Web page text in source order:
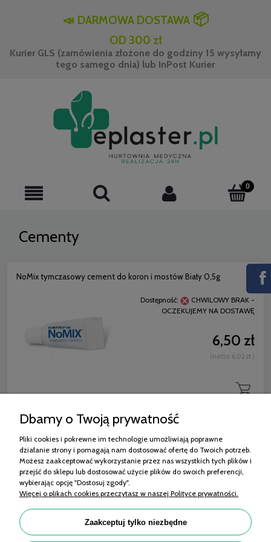
📣 DARMOWA DOSTAWA📦
OD 300 zł
Kurier GLS (zamówienia złożone do godziny 15 wysyłamy
tego samego dnia) lub InPost Kurier
Cementy
NoMix tymczasowy cement do koron i mostów Biały 0,5g
Dostępność:
CHWILOWY BRAK -
OCZEKUJEMY NA DOSTAWĘ
6,50 zł
(netto: 6,02 zł )
Zakupy
Pomoc
Moje konto
Informacje
Dbamy o Twoją prywatność
Pliki cookies i pokrewne im technologie umożliwiają poprawne
działanie strony i pomagają nam dostosować ofertę do Twoich potrzeb.
Możesz zaakceptować wykorzystanie przez nas wszystkich tych plików i
przejść do sklepu lub dostosować użycie plików do swoich preferencji,
wybierając opcję "Dostosuj zgody".
Więcej o plikach cookies przeczytasz w naszej Polityce prywatności.
Zaakceptuj tylko niezbędne